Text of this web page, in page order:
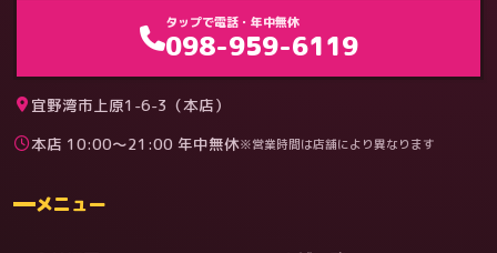
料金
タップで電話・年中無休
098-959-6119
宜野湾市上原1-6-3（本店）
本店 10:00〜21:00 年中無休※営業時間は店舗により異なります
メニュー